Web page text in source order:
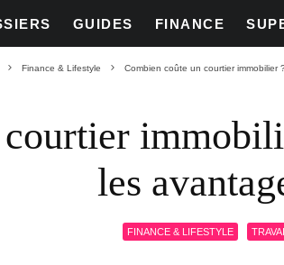
GUIDES FINANCE
Finance & Lifestyle Combien coûte un courtier immobilier
les
FINANCE & LIFESTYLE